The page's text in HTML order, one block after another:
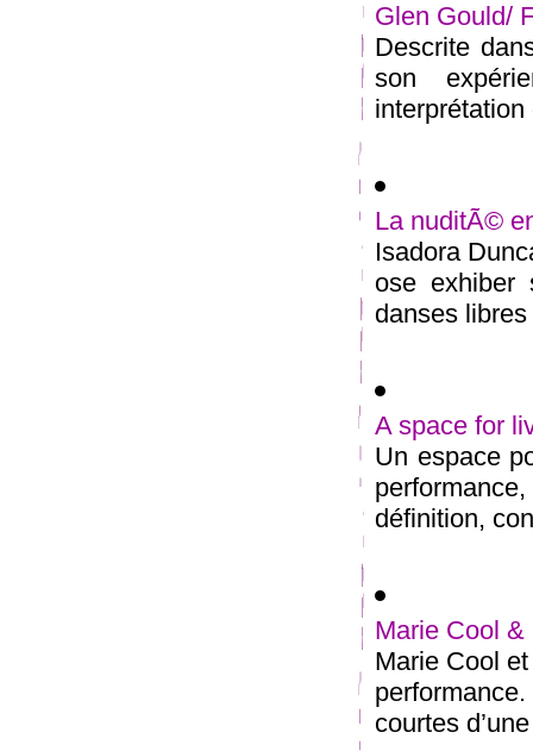
Glen Gould/
Descrite
son
La nuditÃ©
Isadora
ose
danses
A space for
Un espace
définition,
Marie Cool
Marie Cool
courtes